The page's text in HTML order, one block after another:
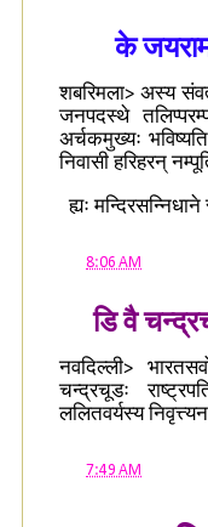
के
शबरिमला> अस्य
जनपदस्थे
अर्चकमुख्यः
निवासी हरिहरन्
ह्यः
8:06 AM
डि वै
नवदिल्ली>
चन्द्रचूडः
ललितवर्यस्य
7:49 AM